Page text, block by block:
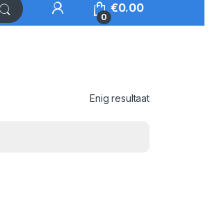
My Account
0
€0.00
Enig resultaat